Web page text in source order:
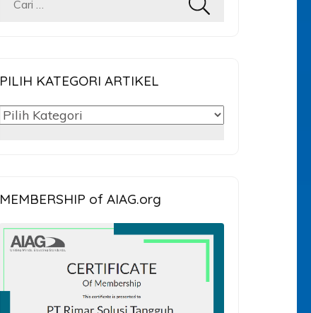
Cari
PILIH KATEGORI ARTIKEL
PILIH
MEMBERSHIP of AIAG.org